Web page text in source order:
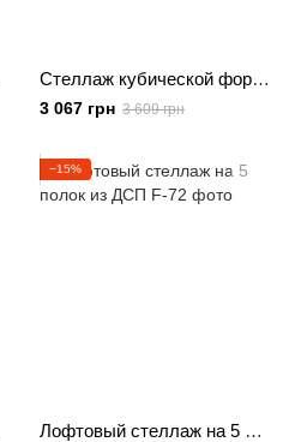
Стеллаж кубической формы из металла и ЛДСП на 2 полки
3 067 грн 3 609 грн
−15%
Лофтовый стеллаж на 5 полок из ДСП